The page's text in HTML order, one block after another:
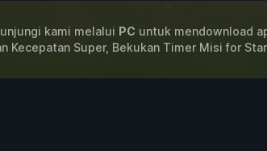
kami melalui PC untuk mendownload
Kecepatan Super, Bekukan Timer Misi for